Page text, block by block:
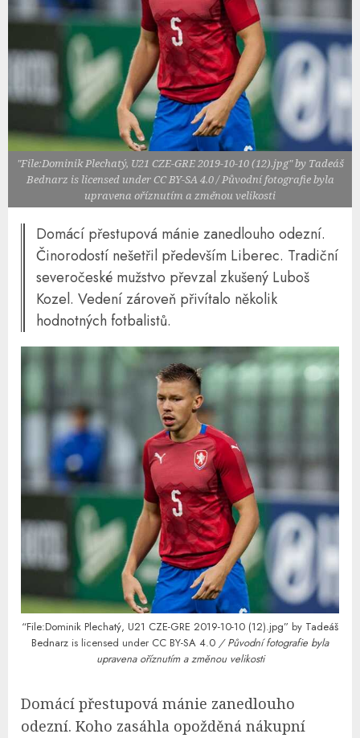
"File:Dominik Plechatý, U21 CZE-GRE 2019-10-10 (12).jpg" by Tadeáš
Bednarz is licensed under CC BY-SA 4.0 / Původní fotografie byla
upravena oříznutím a změnou velikosti
Domácí přestupová mánie zanedlouho odezní.
Činorodostí nešetřil především Liberec. Tradiční
severočeské mužstvo převzal zkušený Luboš
Kozel. Vedení zároveň přivítalo několik
hodnotných fotbalistů.
“File:Dominik Plechatý, U21 CZE-GRE 2019-10-10 (12).jpg” by Tadeáš
Bednarz is licensed under CC BY-SA 4.0 / Původní fotografie byla
upravena oříznutím a změnou velikosti
Domácí přestupová mánie zanedlouho
odezní. Koho zasáhla opožděná nákupní